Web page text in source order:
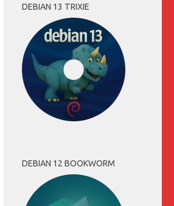
DEBIAN 13 TRIXIE
DEBIAN 12 BOOKWORM